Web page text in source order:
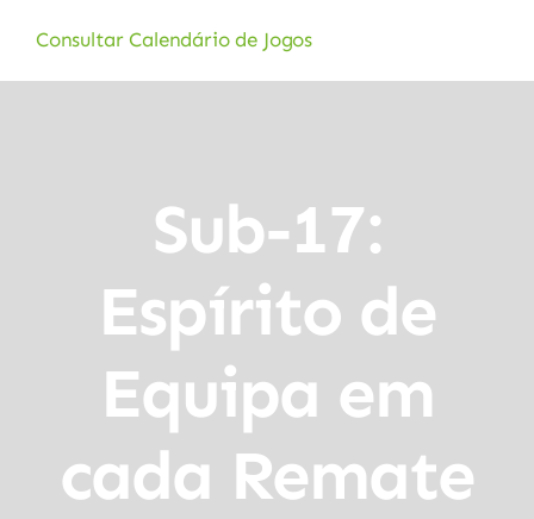
Consultar Calendário de Jogos
Sub-17:
Espírito de
Equipa em
cada Remate